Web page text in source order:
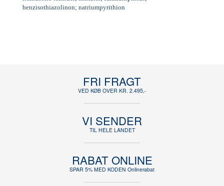
benzisothiazolinon; natriumpyrithion
FRI FRAGT
VED KØB OVER KR. 2.495,-
VI SENDER
TIL HELE LANDET
RABAT ONLINE
SPAR 5% MED KODEN Onlinerabat